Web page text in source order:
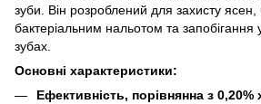
зуби. Він розроблений для захисту ясен,
бактеріальним нальотом та
зубах.
Основні характеристики:
Ефективність, порівнянна з 0,20%